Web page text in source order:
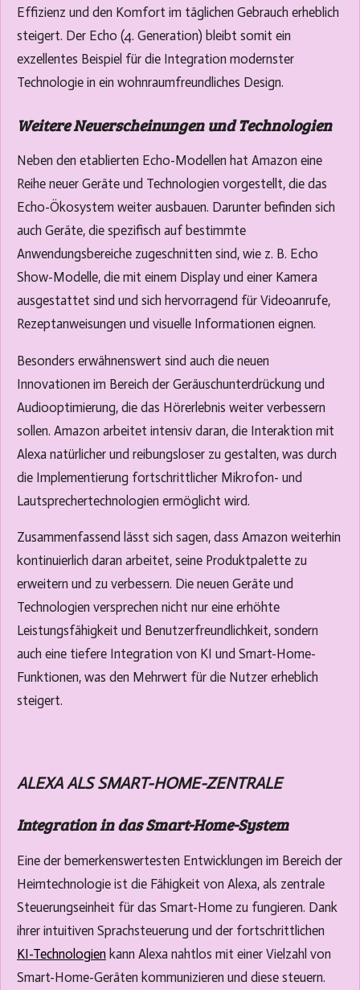
Effizienz und den Komfort im täglichen Gebrauch erheblich
steigert. Der Echo (4. Generation) bleibt somit ein
exzellentes Beispiel für die Integration modernster
Technologie in ein wohnraumfreundliches Design.
Weitere Neuerscheinungen und Technologien
Neben den etablierten Echo-Modellen hat Amazon eine
Reihe neuer Geräte und Technologien vorgestellt, die das
Echo-Ökosystem weiter ausbauen. Darunter befinden sich
auch Geräte, die spezifisch auf bestimmte
Anwendungsbereiche zugeschnitten sind, wie z. B. Echo
Show-Modelle, die mit einem Display und einer Kamera
ausgestattet sind und sich hervorragend für Videoanrufe,
Rezeptanweisungen und visuelle Informationen eignen.
Besonders erwähnenswert sind auch die neuen
Innovationen im Bereich der Geräuschunterdrückung und
Audiooptimierung, die das Hörerlebnis weiter verbessern
sollen. Amazon arbeitet intensiv daran, die Interaktion mit
Alexa natürlicher und reibungsloser zu gestalten, was durch
die Implementierung fortschrittlicher Mikrofon- und
Lautsprechertechnologien ermöglicht wird.
Zusammenfassend lässt sich sagen, dass Amazon weiterhin
kontinuierlich daran arbeitet, seine Produktpalette zu
erweitern und zu verbessern. Die neuen Geräte und
Technologien versprechen nicht nur eine erhöhte
Leistungsfähigkeit und Benutzerfreundlichkeit, sondern
auch eine tiefere Integration von KI und Smart-Home-
Funktionen, was den Mehrwert für die Nutzer erheblich
steigert.
ALEXA ALS SMART-HOME-ZENTRALE
Integration in das Smart-Home-System
Eine der bemerkenswertesten Entwicklungen im Bereich der
Heimtechnologie ist die Fähigkeit von Alexa, als zentrale
Steuerungseinheit für das Smart-Home zu fungieren. Dank
ihrer intuitiven Sprachsteuerung und der fortschrittlichen
KI-Technologien kann Alexa nahtlos mit einer Vielzahl von
Smart-Home-Geräten kommunizieren und diese steuern.